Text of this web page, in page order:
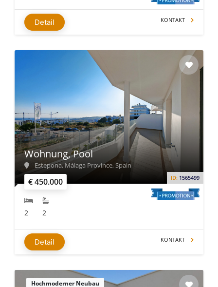
Detail KONTAKT
€ 450.000 ID: 1565499
Wohnung, Pool
Estepona, Málaga Province, Spain
2 2
Detail KONTAKT
Hochmoderner Neubau